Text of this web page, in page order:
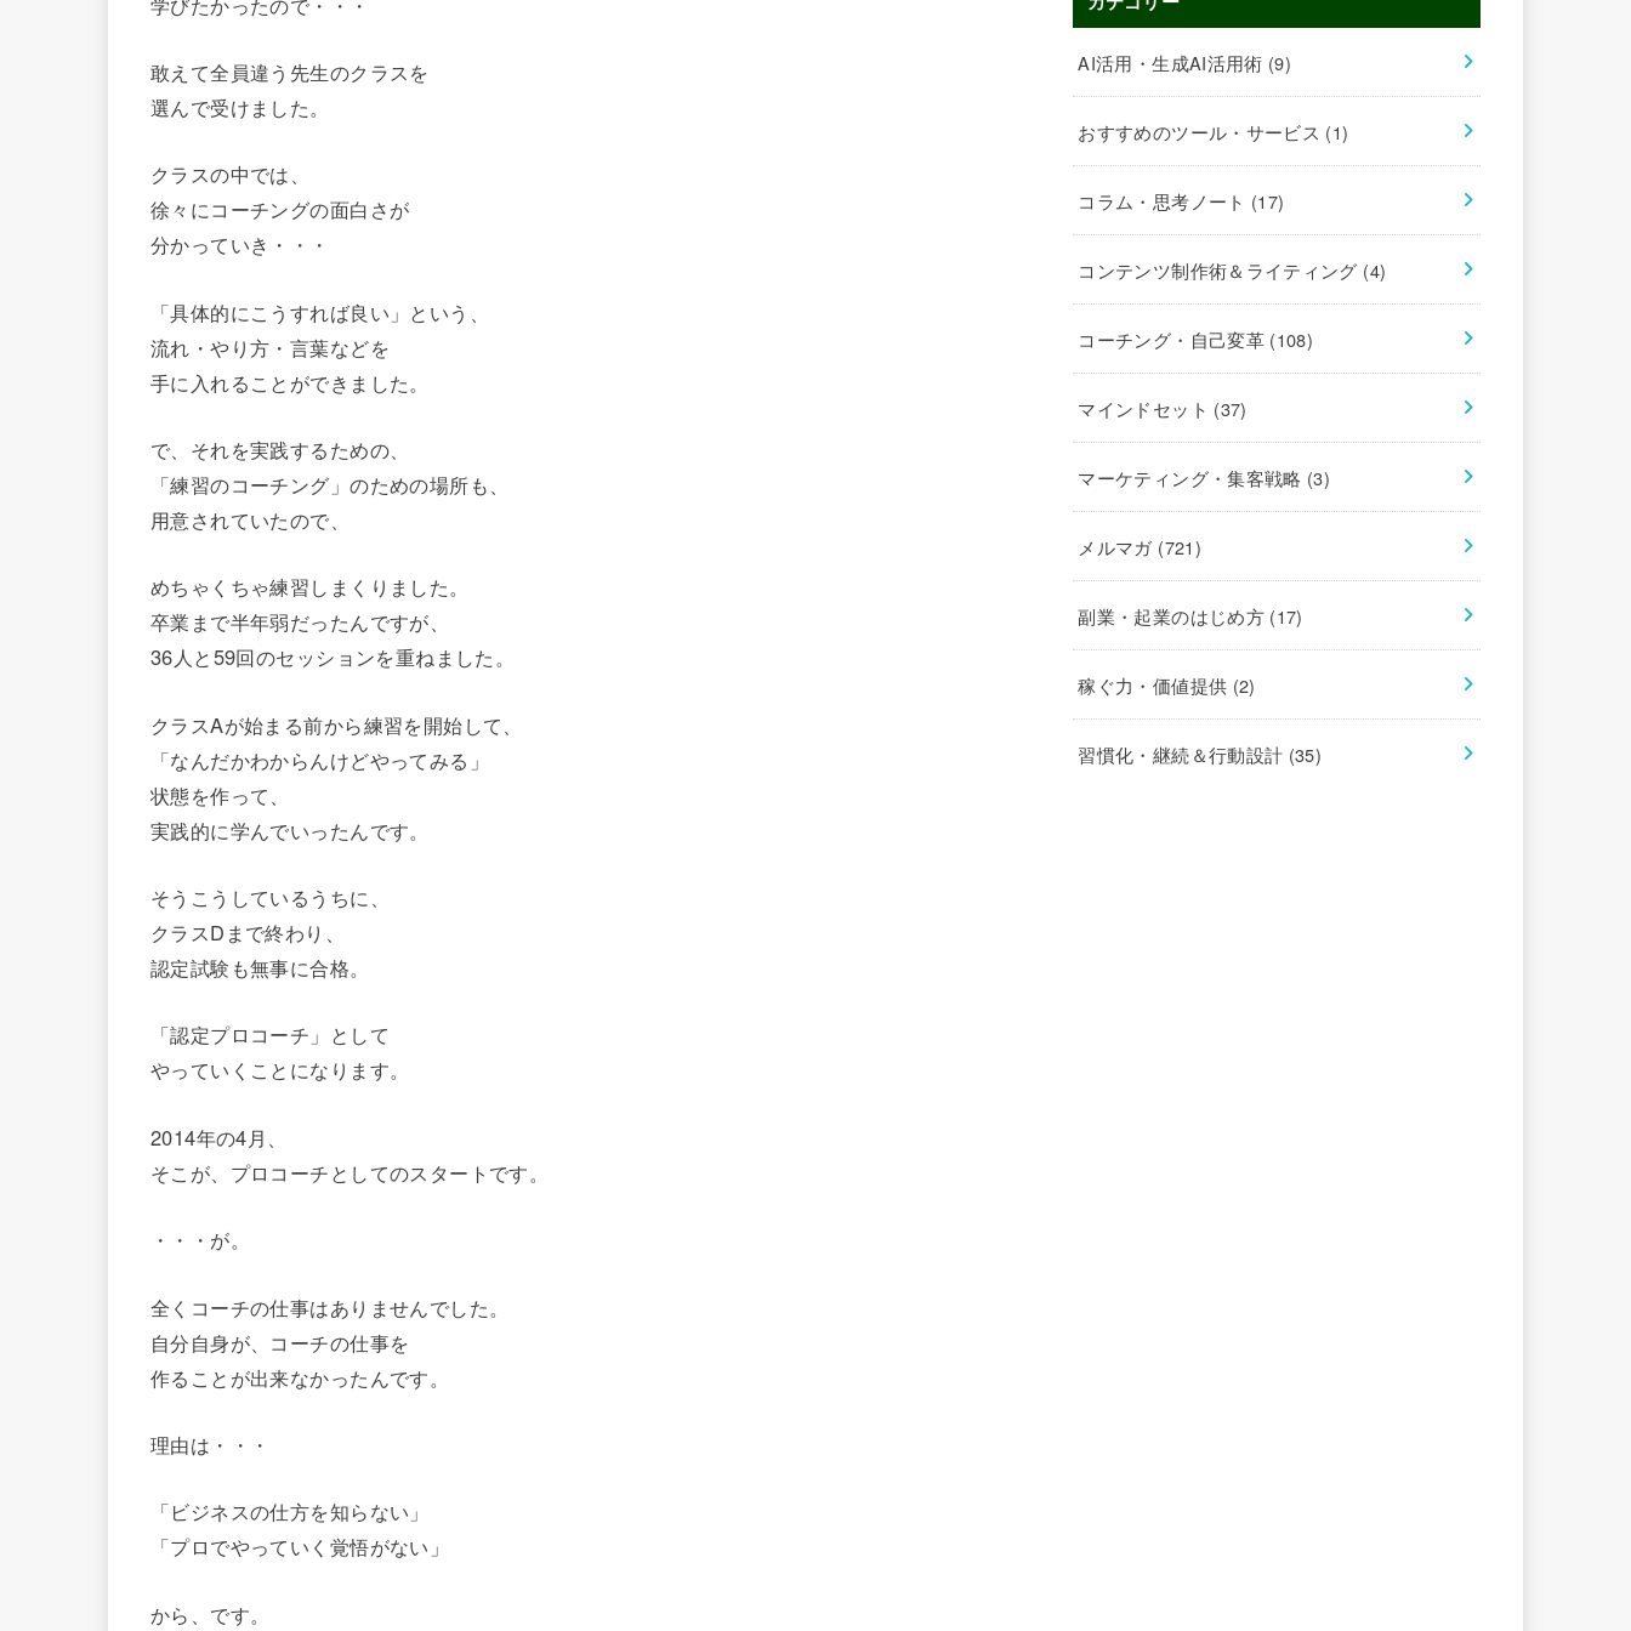
敢えて全員違う先生のクラスを
選んで受けました。
クラスの中では、
徐々にコーチングの面白さが
分かっていき・・・
「具体的にこうすれば良い」という、
流れ・やり方・言葉などを
手に入れることができました。
で、それを実践するための、
「練習のコーチング」のための場所も、
用意されていたので、
めちゃくちゃ練習しまくりました。
卒業まで半年弱だったんですが、
36人と59回のセッションを重ねました。
クラスAが始まる前から練習を開始して、
「なんだかわからんけどやってみる」
状態を作って、
実践的に学んでいったんです。
そうこうしているうちに、
クラスDまで終わり、
認定試験も無事に合格。
「認定プロコーチ」として
やっていくことになります。
2014年の4月、
そこが、プロコーチとしてのスタートです。
・・・が。
全くコーチの仕事はありませんでした。
自分自身が、コーチの仕事を
作ることが出来なかったんです。
理由は・・・
「ビジネスの仕方を知らない」
「プロでやっていく覚悟がない」
から、です。
AI活用・生成AI活用術 (9)
おすすめのツール・サービス (1)
コラム・思考ノート (17)
コンテンツ制作術＆ライティング (4)
コーチング・自己変革 (108)
マインドセット (37)
マーケティング・集客戦略 (3)
メルマガ (721)
副業・起業のはじめ方 (17)
稼ぐ力・価値提供 (2)
習慣化・継続＆行動設計 (35)